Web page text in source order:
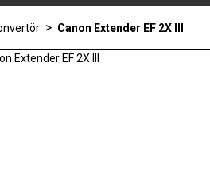
Canon Extender EF 2X III